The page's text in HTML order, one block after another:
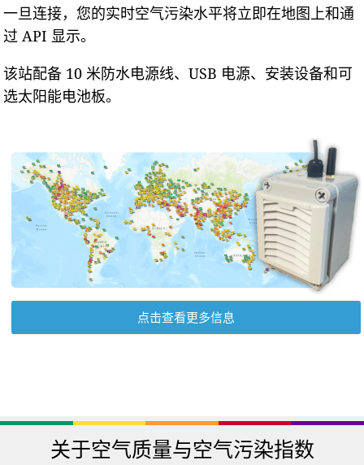
一旦连接，您的实时空气污染水平将立即在地图上和通
过 API 显示。
该站配备 10 米防水电源线、USB 电源、安装设备和可
选太阳能电池板。
点击查看更多信息
关于空气质量与空气污染指数